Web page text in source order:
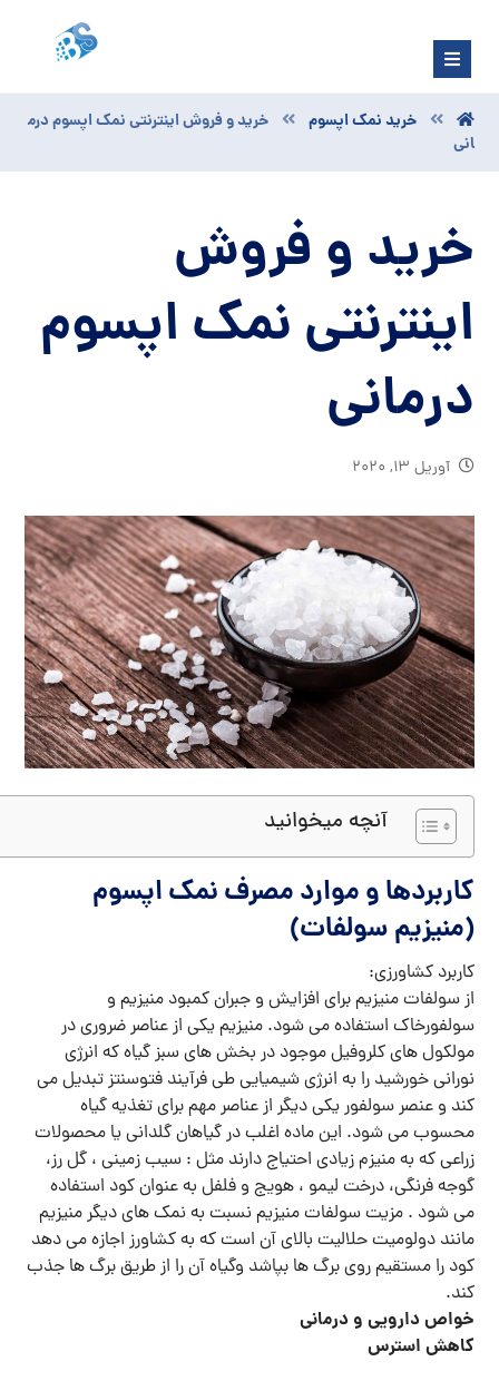
خرید نمک اپسوم
خرید و فروش اینترنتی نمک اپسوم درم
انی
خرید و فروش
اینترنتی نمک اپسوم
درمانی
آوریل ۱۳, ۲۰۲۰
آنچه میخوانید
کاربردها و موارد مصرف نمک اپسوم
(منیزیم سولفات)
کاربرد کشاورزی:
از سولفات منیزیم برای افزایش و جبران کمبود منیزیم و
سولفورخاک استفاده می شود. منیزیم یکی از عناصر ضروری در
مولکول های کلروفیل موجود در بخش های سبز گیاه که انرژی
نورانی خورشید را به انرژی شیمیایی طی فرآیند فتوسنتز تبدیل می
کند و عنصر سولفور یکی دیگر از عناصر مهم برای تغذیه گیاه
محسوب می شود. این ماده اغلب در گیاهان گلدانی یا محصولات
زراعی که به منیزم زیادی احتیاج دارند مثل : سیب زمینی ، گل رز،
گوجه فرنگی، درخت لیمو ، هویج و فلفل به عنوان کود استفاده
می شود . مزیت سولفات منیزیم نسبت به نمک های دیگر منیزیم
مانند دولومیت حلالیت بالای آن است که به کشاورز اجازه می دهد
کود را مستقیم روی برگ ها بپاشد وگیاه آن را از طریق برگ ها جذب
کند.
خواص دارویی و درمانی
کاهش استرس